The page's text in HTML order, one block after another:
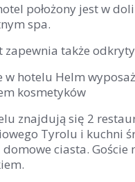
położony jest w
spa.
zapewnia także
w hotelu Helm
kosmetyków
znajdują się 2
Tyrolu i kuchni
domowe ciasta. Goście